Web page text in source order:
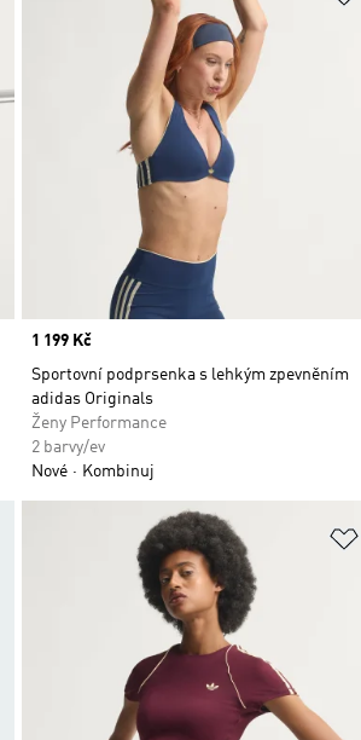
Price
1 199 Kč
Sportovní podprsenka s lehkým zpevněním
adidas Originals
Ženy Performance
2 barvy/ev
Nové
Kombinuj
Přidat do seznamu přání